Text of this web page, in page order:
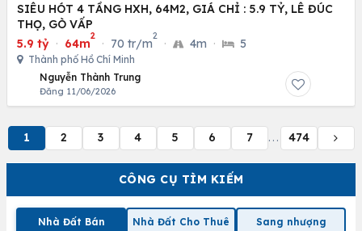
CÔNG CỤ TÌM KIẾM
Nhà Đất Bán Nhà Đất Cho Thuê Sang nhượng
SIÊU HÓT 4 TẦNG HXH, 64M2, GIÁ CHỈ : 5.9 TỶ, LÊ ĐÚC
THỌ, GÒ VẤP
5.9 tỷ · 64m
2
· 70 tr/m
2
· 4m · 5
Thành phố Hồ Chí Minh
Nguyễn Thành Trung
Đăng 11/06/2026
1 2 3 4 5 6 7 ... 474